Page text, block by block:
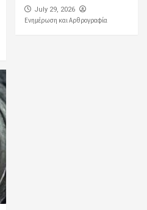
July 29, 2026
Ενημέρωση και Αρθρογραφία